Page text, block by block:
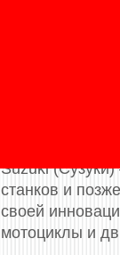
Ciaz, Cultus,
Suzuki
станков и
своей
мотоциклы и